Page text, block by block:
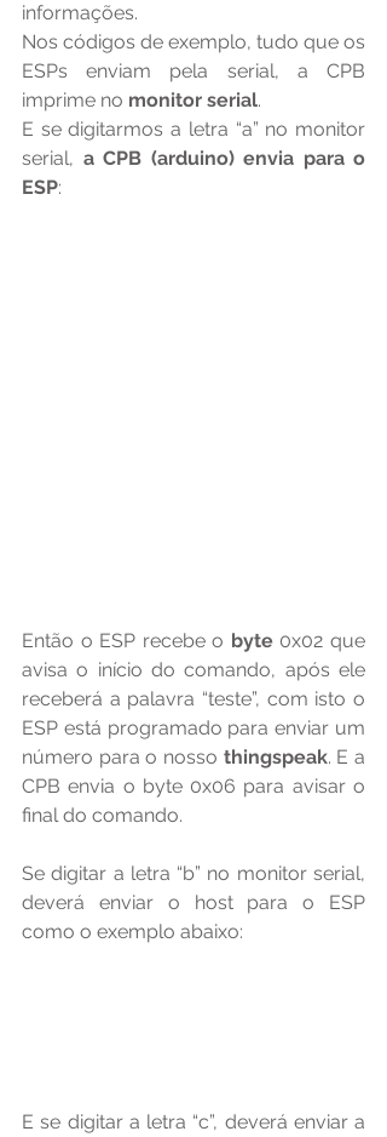
informações.
Nos códigos de exemplo, tudo que os
ESPs enviam pela serial, a CPB
imprime no monitor serial.
E se digitarmos a letra “a” no monitor
serial, a CPB (arduino) envia para o
ESP:
Então o ESP recebe o byte 0x02 que
avisa o início do comando, após ele
receberá a palavra “teste”, com isto o
ESP está programado para enviar um
número para o nosso thingspeak. E a
CPB envia o byte 0x06 para avisar o
final do comando.
Se digitar a letra “b” no monitor serial,
deverá enviar o host para o ESP
como o exemplo abaixo:
E se digitar a letra “c”, deverá enviar a